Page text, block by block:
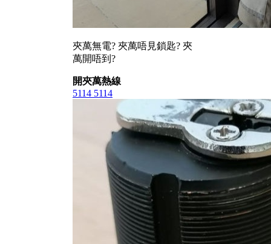
夾萬無電? 夾萬唔見鎖匙? 夾
萬開唔到?
開夾萬熱線
5114 5114